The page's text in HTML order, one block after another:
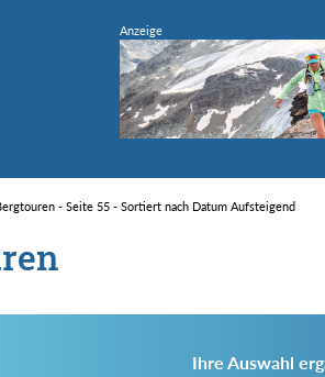
- Seite 55 - Sortiert nach Datum Aufsteigend
Ihre Auswahl